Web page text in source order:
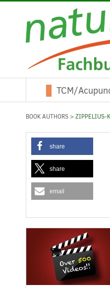
TCM/
BOOK AUTHORS > ZIPPELIUS-
share
share
email